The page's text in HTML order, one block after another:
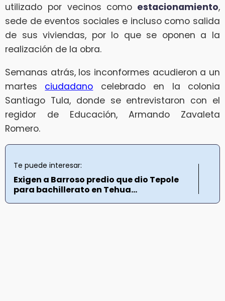
utilizado por vecinos como estacionamiento,
sede de eventos sociales e incluso como salida
de sus viviendas, por lo que se oponen a la
realización de la obra.
Semanas atrás, los inconformes acudieron a un
martes ciudadano celebrado en la colonia
Santiago Tula, donde se entrevistaron con el
regidor de Educación, Armando Zavaleta
Romero.
Te puede interesar:
Exigen a Barroso predio que dio Tepole
para bachillerato en Tehua...